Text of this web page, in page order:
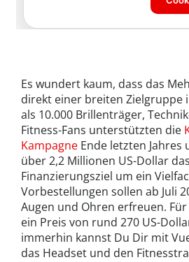
Es wundert kaum, dass das
direkt einer breiten Zielgruppe
als 10.000 Brillenträger,
Fitness-Fans unterstützten die
Kampagne Ende letzten
über 2,2 Millionen US-Dollar
Finanzierungsziel um ein
Vorbestellungen sollen ab Juli
Augen und Ohren erfreuen.
ein Preis von rund 270 US-
immerhin kannst Du Dir mit
das Headset und den